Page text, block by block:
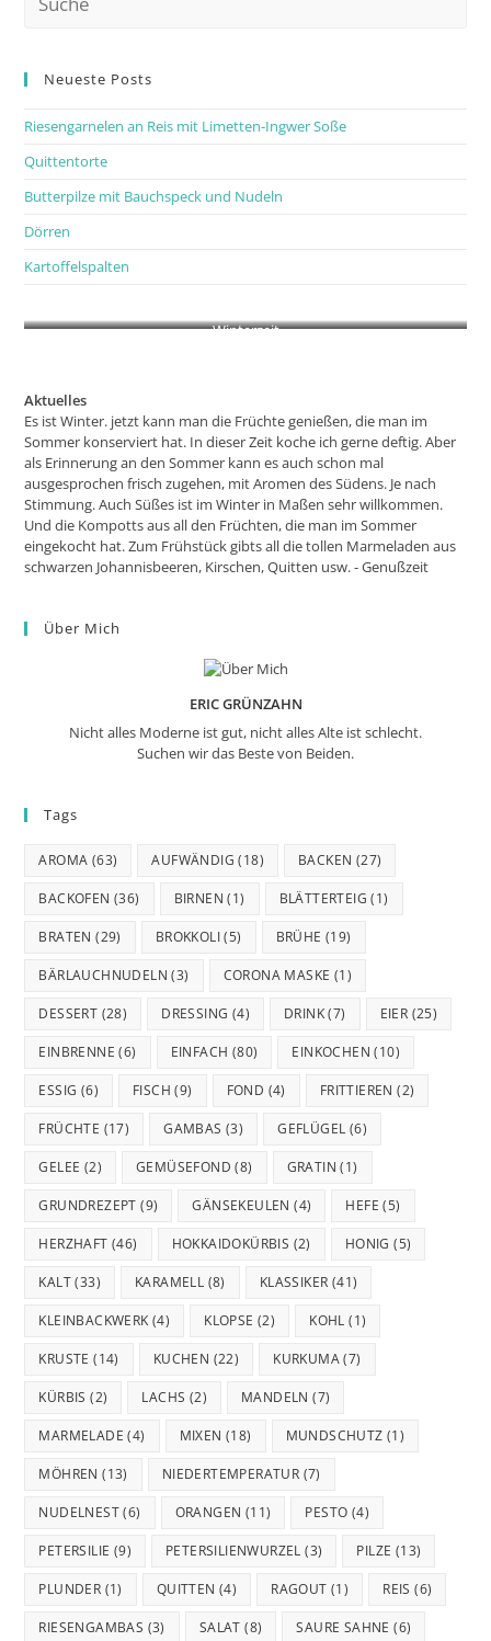
Neueste Posts
Riesengarnelen an Reis mit Limetten-Ingwer Soße
Quittentorte
Butterpilze mit Bauchspeck und Nudeln
Dörren
Kartoffelspalten
Winterzeit
Aktuelles
Es ist Winter. jetzt kann man die Früchte genießen, die man im
Sommer konserviert hat. In dieser Zeit koche ich gerne deftig. Aber
als Erinnerung an den Sommer kann es auch schon mal
ausgesprochen frisch zugehen, mit Aromen des Südens. Je nach
Stimmung. Auch Süßes ist im Winter in Maßen sehr willkommen.
Und die Kompotts aus all den Früchten, die man im Sommer
eingekocht hat. Zum Frühstück gibts all die tollen Marmeladen aus
schwarzen Johannisbeeren, Kirschen, Quitten usw. - Genußzeit
Über Mich
ERIC GRÜNZAHN
Nicht alles Moderne ist gut, nicht alles Alte ist schlecht.
Suchen wir das Beste von Beiden.
Tags
AROMA (63) AUFWÄNDIG (18) BACKEN (27)
BACKOFEN (36) BIRNEN (1) BLÄTTERTEIG (1)
BRATEN (29) BROKKOLI(5) BRÜHE (19)
BÄRLAUCHNUDELN (3) CORONA MASKE (1)
DESSERT (28) DRESSING (4) DRINK(7) EIER (25)
EINBRENNE (6) EINFACH (80) EINKOCHEN (10)
ESSIG (6) FISCH (9) FOND (4) FRITTIEREN (2)
FRÜCHTE (17) GAMBAS (3) GEFLÜGEL (6)
GELEE (2) GEMÜSEFOND (8) GRATIN (1)
GRUNDREZEPT (9) GÄNSEKEULEN (4) HEFE (5)
HERZHAFT (46) HOKKAIDOKÜRBIS (2) HONIG (5)
KALT(33) KARAMELL (8) KLASSIKER (41)
KLEINBACKWERK (4) KLOPSE (2) KOHL (1)
KRUSTE (14) KUCHEN (22) KURKUMA(7)
KÜRBIS (2) LACHS (2) MANDELN (7)
MARMELADE (4) MIXEN (18) MUNDSCHUTZ (1)
MÖHREN (13) NIEDERTEMPERATUR (7)
NUDELNEST(6) ORANGEN (11) PESTO (4)
PETERSILIE (9) PETERSILIENWURZEL (3) PILZE (13)
PLUNDER (1) QUITTEN (4) RAGOUT (1) REIS (6)
RIESENGAMBAS (3) SALAT (8) SAURE SAHNE (6)